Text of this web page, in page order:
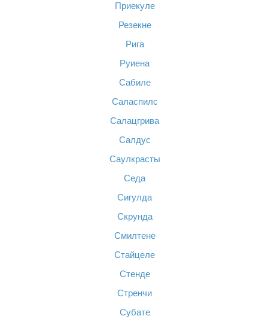
Приекуле
Резекне
Рига
Руиена
Сабиле
Саласпилс
Салацгрива
Салдус
Саулкрасты
Седа
Сигулда
Скрунда
Смилтене
Стайцеле
Стенде
Стренчи
Субате